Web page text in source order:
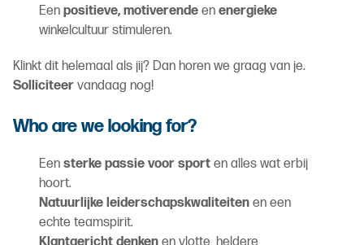
Een positieve, motiverende en energieke
winkelcultuur stimuleren.
Klinkt dit helemaal als jij? Dan horen we graag van je.
Solliciteer vandaag nog!
Who are we looking for?
Een sterke passie voor sport en alles wat erbij
hoort.
Natuurlijke leiderschapskwaliteiten en een
echte teamspirit.